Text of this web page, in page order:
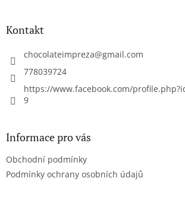
Kontakt
chocolateimpreza@gmail.com
778039724
https://www.facebook.com/
9
Informace pro vás
Obchodní podmínky
Podmínky ochrany osobních údajů